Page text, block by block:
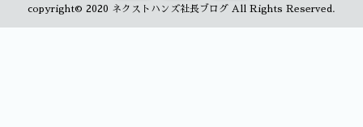
copyright© 2020 ネクストハンズ社長ブログ All Rights Reserved.